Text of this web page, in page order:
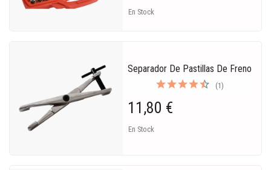
En Stock
Separador De Pastillas De Freno
(1)
11,80 €
En Stock